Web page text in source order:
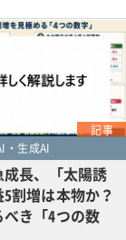
記事
・生成AI
長、「太陽誘
割増は本物か？
き「4つの数